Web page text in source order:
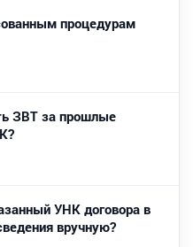
процедурам
ЗВТ за прошлые
УНК договора в
вручную?